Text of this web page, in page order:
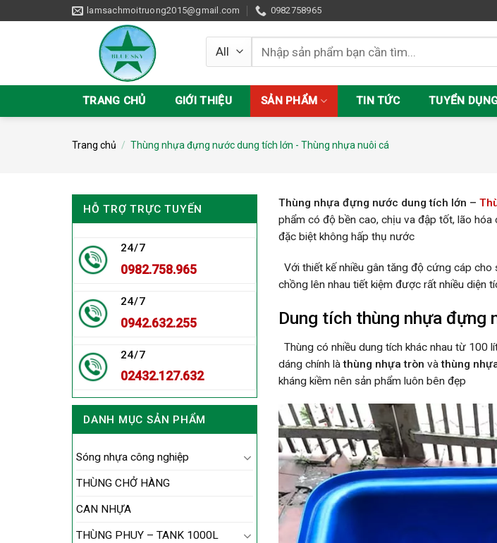
to
lamsachmoitruong2015@gmail.com 0982758965
Tìm
kiếm:
TRANG CHỦ GIỚI THIỆU SẢN PHẨM TIN TỨC TUYỂN
Trang chủ / Thùng nhựa đựng nước dung tích lớn - Thùng nhựa nuôi cá
HỖ TRỢ TRỰC TUYẾN
24/7
0982.758.965
24/7
0942.632.255
24/7
02432.127.632
DANH MỤC SẢN PHẨM
Sóng nhựa công nghiệp
THÙNG CHỞ HÀNG
CAN NHỰA
THÙNG PHUY – TANK 1000L
Thùng nhựa đựng nước dung tích lớn –
phẩm có độ bền cao, chịu va đập tốt, lão
đặc biệt không hấp thụ nước
Với thiết kế nhiều gân tăng độ cứng cáp
chồng lên nhau tiết kiệm được rất nhiều diện
Dung tích thùng nhựa đựng
Thùng có nhiều dung tích khác nhau từ 100
dáng chính làthùng nhựa tròn vàthùng
kháng kiềm nên sản phẩm luôn bên đẹp